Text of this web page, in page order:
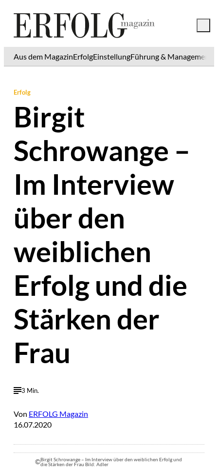
Aus dem MagazinErfolgEinstellungFührung & Management
Erfolg
Birgit
Schrowange –
Im Interview
über den
weiblichen
Erfolg und die
Stärken der
Frau
3 Min.
Von ERFOLG Magazin
16.07.2020
©Birgit Schrowange – Im Interview über den weiblichen Erfolg und
die Stärken der Frau Bild: Adler